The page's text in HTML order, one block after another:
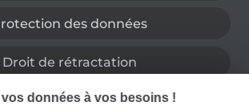
des données
Droit de rétractation
Contact
données à vos besoins !